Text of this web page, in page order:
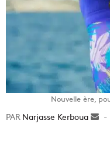
Nouvelle ère,
Narjasse Kerboua